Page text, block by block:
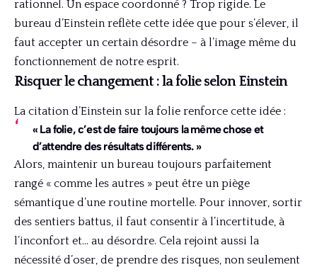
rationnel. Un espace coordonné ? Trop rigide. Le
bureau d’Einstein reflète cette idée que pour s’élever, il
faut accepter un certain désordre – à l’image même du
fonctionnement de notre esprit.
Risquer le changement : la folie selon Einstein
La citation d’Einstein sur la folie renforce cette idée :
« La folie, c’est de faire toujours la même chose et
d’attendre des résultats différents. »
Alors, maintenir un bureau toujours parfaitement
rangé « comme les autres » peut être un piège
sémantique d’une routine mortelle. Pour innover, sortir
des sentiers battus, il faut consentir à l’incertitude, à
l’inconfort et… au désordre. Cela rejoint aussi la
nécessité d’oser, de prendre des risques, non seulement